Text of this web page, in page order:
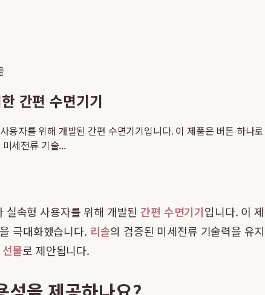
간편 수면기기
자를 위해 개발된 간편 수면기기입니다. 이 제품은 버튼 하나
세전류 기술...
실속형 사용자를 위해 개발된간편 수면기기입니다. 이
극대화했습니다. 리솔의 검증된 미세전류 기술력을 유
물로 제안됩니다.